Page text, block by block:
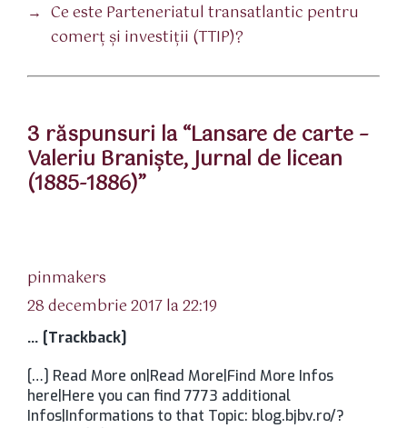
→ Ce este Parteneriatul transatlantic pentru
comerţ şi investiţii (TTIP)?
3 răspunsuri la “Lansare de carte –
Valeriu Branişte, Jurnal de licean
(1885-1886)”
pinmakers
28 decembrie 2017 la 22:19
… [Trackback]
[…] Read More on|Read More|Find More Infos
here|Here you can find 7773 additional
Infos|Informations to that Topic: blog.bjbv.ro/?